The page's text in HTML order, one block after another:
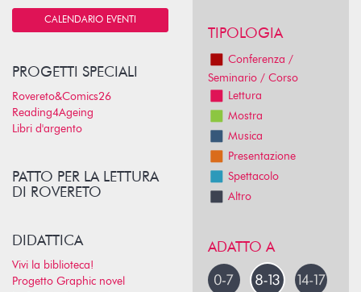
CALENDARIO EVENTI
PROGETTI SPECIALI
Rovereto&Comics26
Reading4Ageing
Libri d'argento
PATTO PER LA LETTURA
DI ROVERETO
DIDATTICA
Vivi la biblioteca!
Progetto Graphic novel
TIPOLOGIA
Conferenza /
Seminario / Corso
Lettura
Mostra
Musica
Presentazione
Spettacolo
Altro
ADATTO A